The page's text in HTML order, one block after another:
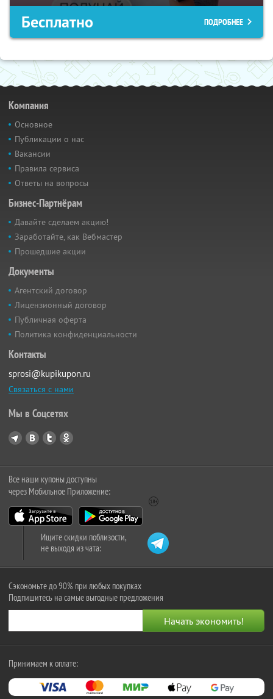
Бесплатно ПОДРОБНЕЕ
Компания
Основное
Публикации о нас
Вакансии
Правила сервиса
Ответы на вопросы
Бизнес-Партнёрам
Давайте сделаем акцию!
Заработайте, как Вебмастер
Прошедшие акции
Документы
Агентский договор
Лицензионный договор
Публичная оферта
Политика конфиденциальности
Контакты
sprosi@kupikupon.ru
Связаться с нами
Мы в Соцсетях
Все наши купоны доступны
через Мобильное Приложение:
Ищите скидки поблизости,
не выходя из чата:
Сэкономьте до 90% при любых покупках
Подпишитесь на самые выгодные предложения
Принимаем к оплате: